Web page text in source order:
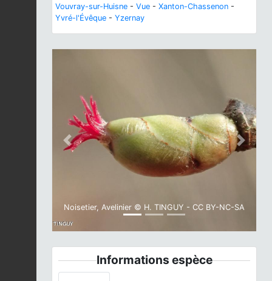
Vouvray-sur-Huisne - Vue - Xanton-Chassenon -
Yvré-l'Évêque - Yzernay
Noisetier, Avelinier © H. TINGUY - CC BY-NC-SA
Previous Next
Informations espèce